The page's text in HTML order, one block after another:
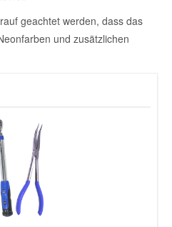
geachtet werden, dass das
und zusätzlichen